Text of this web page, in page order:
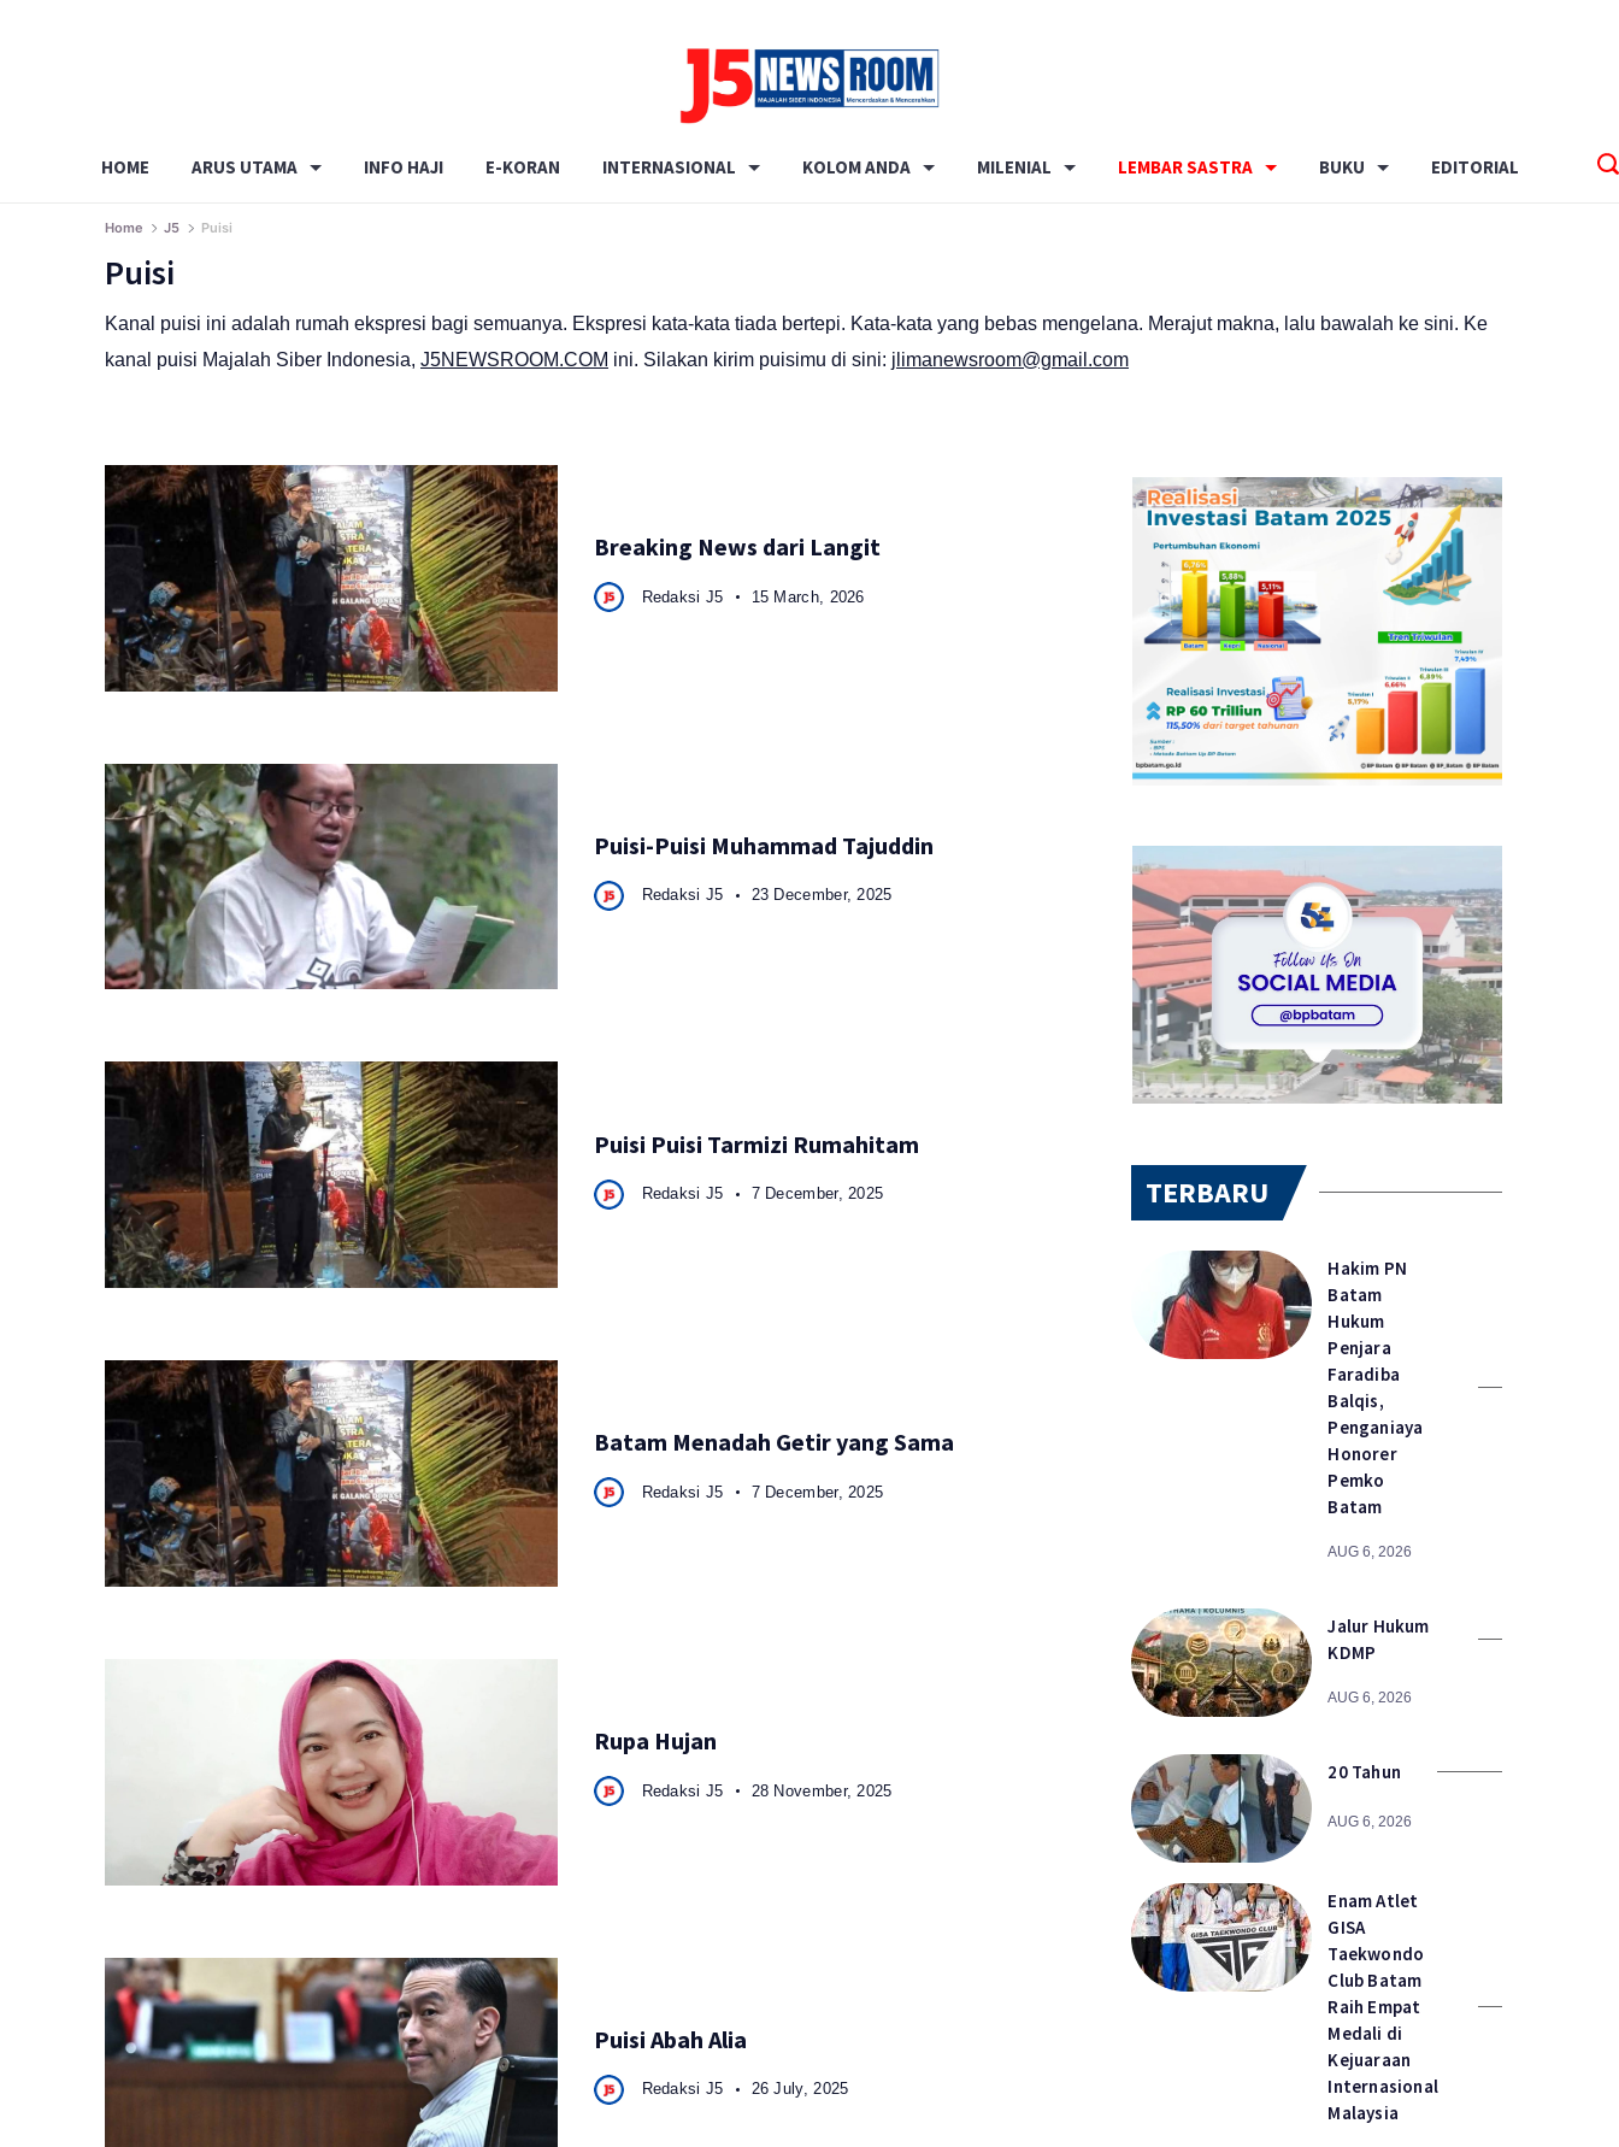
Dewan
HOME ARUS UTAMA INFO HAJI E-KORAN INTERNASIONAL KOLOM ANDA MILENIAL LEMBAR SASTRA BUKU EDITORIAL
Home J5 Puisi
Puisi
Kanal puisi ini adalah rumah ekspresi bagi semuanya. Ekspresi kata-kata tiada bertepi. Kata-kata yang bebas mengelana. Merajut makna, lalu bawalah ke sini. Ke
kanal puisi Majalah Siber Indonesia, J5NEWSROOM.COM ini. Silakan kirim puisimu di sini: jlimanewsroom@gmail.com
Breaking News dari Langit
Redaksi J5 15 March, 2026
Puisi-Puisi Muhammad Tajuddin
Redaksi J5 23 December, 2025
Puisi Puisi Tarmizi Rumahitam
Redaksi J5 7 December, 2025
Batam Menadah Getir yang Sama
Redaksi J5 7 December, 2025
Rupa Hujan
Redaksi J5 28 November, 2025
Puisi Abah Alia
Redaksi J5 26 July, 2025
TERBARU
Hakim PN
Batam
Hukum
Penjara
Faradiba
Balqis,
Penganiaya
Honorer
Pemko
Batam
AUG 6, 2026
Jalur Hukum
KDMP
AUG 6, 2026
20 Tahun
AUG 6, 2026
Enam Atlet
GISA
Taekwondo
Club Batam
Raih Empat
Medali di
Kejuaraan
Internasional
Malaysia